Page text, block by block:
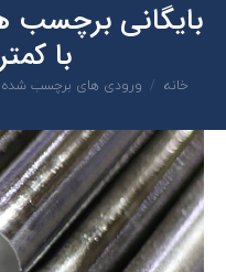
بایگانی برچسب
با
شما اینجا هستید:
خانه ورودی های برچسب شده